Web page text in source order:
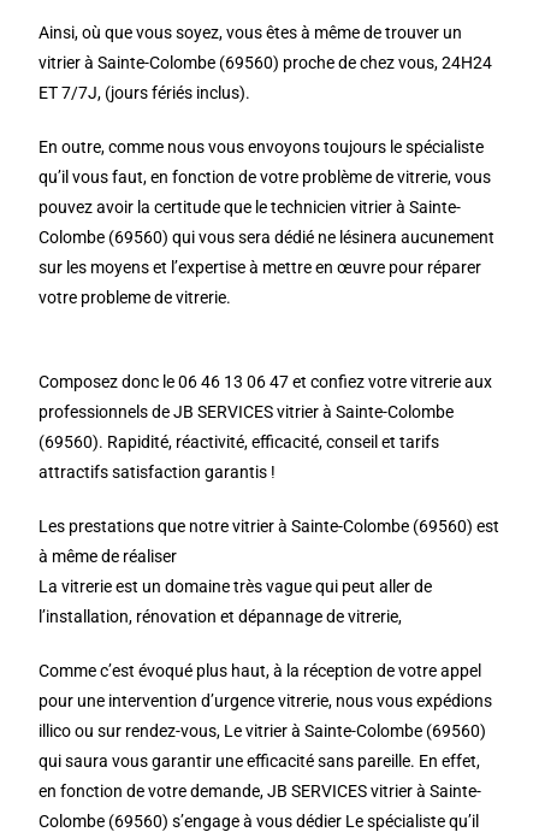
Ainsi, où que vous soyez, vous êtes à même de trouver un
vitrier à Sainte-Colombe (69560) proche de chez vous, 24H24
ET 7/7J, (jours fériés inclus).
En outre, comme nous vous envoyons toujours le spécialiste
qu’il vous faut, en fonction de votre problème de vitrerie, vous
pouvez avoir la certitude que le technicien vitrier à Sainte-
Colombe (69560) qui vous sera dédié ne lésinera aucunement
sur les moyens et l’expertise à mettre en œuvre pour réparer
votre probleme de vitrerie.
Composez donc le 06 46 13 06 47 et confiez votre vitrerie aux
professionnels de JB SERVICES vitrier à Sainte-Colombe
(69560). Rapidité, réactivité, efficacité, conseil et tarifs
attractifs satisfaction garantis !
Les prestations que notre vitrier à Sainte-Colombe (69560) est
à même de réaliser
La vitrerie est un domaine très vague qui peut aller de
l’installation, rénovation et dépannage de vitrerie,
Comme c’est évoqué plus haut, à la réception de votre appel
pour une intervention d’urgence vitrerie, nous vous expédions
illico ou sur rendez-vous, Le vitrier à Sainte-Colombe (69560)
qui saura vous garantir une efficacité sans pareille. En effet,
en fonction de votre demande, JB SERVICES vitrier à Sainte-
Colombe (69560) s’engage à vous dédier Le spécialiste qu’il